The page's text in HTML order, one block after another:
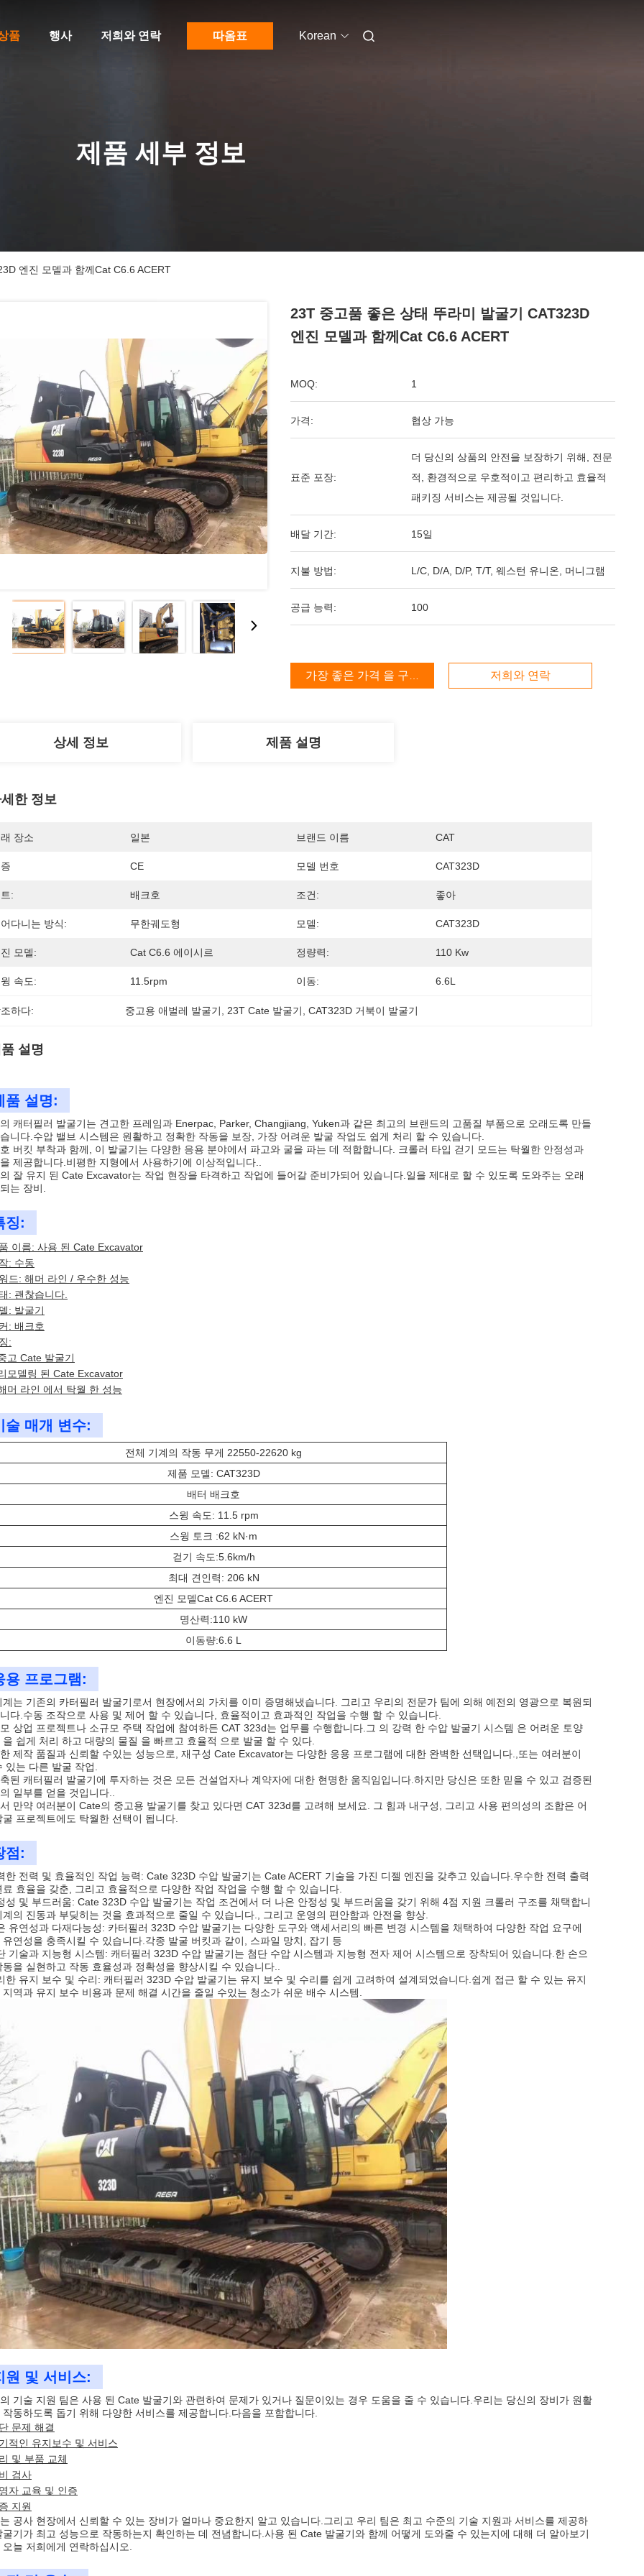
품 행사 저희와 연락 따옴표 Korean
제품 세부 정보
엔진 모델과 함께Cat C6.6 ACERT
23T 중고품 좋은 상태 뚜라미 발굴기 CAT323D
엔진 모델과 함께Cat C6.6 ACERT
MOQ: 1
가격: 협상 가능
표준 포장:
더 당신의 상품의 안전을 보장하기 위해, 전문
적, 환경적으로 우호적이고 편리하고 효율적
패키징 서비스는 제공될 것입니다.
배달 기간: 15일
지불 방법: L/C, D/A, D/P, T/T, 웨스턴 유니온, 머니그램
공급 능력: 100
가장 좋은 가격 을 구하라 저희와 연락
상세 정보 제품 설명
한 정보
장소 일본 브랜드 이름 CAT
CE 모델 번호 CAT323D
: 배크호 조건: 좋아
다니는 방식: 무한궤도형 모델: CAT323D
모델: Cat C6.6 에이시르 정량력: 110 Kw
속도: 11.5rpm 이동: 6.6L
하다: 중고용 애벌레 발굴기 23T Cate 발굴기 , CAT323D 거북이 발굴기
설명
품 설명:
캐터필러 발굴기는 견고한 프레임과 Enerpac, Parker, Changjiang, Yuken과 같은 최고의 브랜드의 고품질 부품으로 오래도록 만들
니다.수압 밸브 시스템은 원활하고 정확한 작동을 보장, 가장 어려운 발굴 작업도 쉽게 처리 할 수 있습니다.
버킷 부착과 함께, 이 발굴기는 다양한 응용 분야에서 파고와 굴을 파는 데 적합합니다. 크롤러 타입 걷기 모드는 탁월한 안정성과
제공합니다.비평한 지형에서 사용하기에 이상적입니다..
잘 유지 된 Cate Excavator는 작업 현장을 타격하고 작업에 들어갈 준비가되어 있습니다.일을 제대로 할 수 있도록 도와주는 오래
는 장비.
징:
이름: 사용 된 Cate Excavator
: 수동
드: 해머 라인 / 우수한 성능
: 괜찮습니다.
: 발굴기
: 배크호
:
고 Cate 발굴기
모델링 된 Cate Excavator
머 라인 에서 탁월 한 성능
술 매개 변수:
전체 기계의 작동 무게 22550-22620 kg
제품 모델: CAT323D
배터 배크호
스윙 속도: 11.5 rpm
스윙 토크 :62 kN·m
걷기 속도:5.6km/h
최대 견인력: 206 kN
엔진 모델Cat C6.6 ACERT
명산력:110 kW
이동량:6.6 L
용 프로그램:
계는 기존의 카터필러 발굴기로서 현장에서의 가치를 이미 증명해냈습니다. 그리고 우리의 전문가 팀에 의해 예전의 영광으로 복원되
다.수동 조작으로 사용 및 제어 할 수 있습니다, 효율적이고 효과적인 작업을 수행 할 수 있습니다.
상업 프로젝트나 소규모 주택 작업에 참여하든 CAT 323d는 업무를 수행합니다.그 의 강력 한 수압 발굴기 시스템 은 어려운 토양
을 쉽게 처리 하고 대량의 물질 을 빠르고 효율적 으로 발굴 할 수 있다.
제작 품질과 신뢰할 수있는 성능으로, 재구성 Cate Excavator는 다양한 응용 프로그램에 대한 완벽한 선택입니다.,또는 여러분이
있는 다른 발굴 작업.
된 캐터필러 발굴기에 투자하는 것은 모든 건설업자나 계약자에 대한 현명한 움직임입니다.하지만 당신은 또한 믿을 수 있고 검증된
일부를 얻을 것입니다..
만약 여러분이 Cate의 중고용 발굴기를 찾고 있다면 CAT 323d를 고려해 보세요. 그 힘과 내구성, 그리고 사용 편의성의 조합은 어
굴 프로젝트에도 탁월한 선택이 됩니다.
점:
한 전력 및 효율적인 작업 능력: Cate 323D 수압 발굴기는 Cate ACERT 기술을 가진 디젤 엔진을 갖추고 있습니다.우수한 전력 출력
료 효율을 갖춘, 그리고 효율적으로 다양한 작업 작업을 수행 할 수 있습니다.
성 및 부드러움: Cate 323D 수압 발굴기는 작업 조건에서 더 나은 안정성 및 부드러움을 갖기 위해 4점 지원 크롤러 구조를 채택합니
계의 진동과 부딪히는 것을 효과적으로 줄일 수 있습니다., 그리고 운영의 편안함과 안전을 향상.
유연성과 다재다능성: 카터필러 323D 수압 발굴기는 다양한 도구와 액세서리의 빠른 변경 시스템을 채택하여 다양한 작업 요구에
유연성을 충족시킬 수 있습니다.각종 발굴 버킷과 같이, 스파일 망치, 잡기 등
기술과 지능형 시스템: 캐터필러 323D 수압 발굴기는 첨단 수압 시스템과 지능형 전자 제어 시스템으로 장착되어 있습니다.한 손으
동을 실현하고 작동 효율성과 정확성을 향상시킬 수 있습니다..
한 유지 보수 및 수리: 캐터필러 323D 수압 발굴기는 유지 보수 및 수리를 쉽게 고려하여 설계되었습니다.쉽게 접근 할 수 있는 유지
지역과 유지 보수 비용과 문제 해결 시간을 줄일 수있는 청소가 쉬운 배수 시스템.
원 및 서비스:
기술 지원 팀은 사용 된 Cate 발굴기와 관련하여 문제가 있거나 질문이있는 경우 도움을 줄 수 있습니다.우리는 당신의 장비가 원활
작동하도록 돕기 위해 다양한 서비스를 제공합니다.다음을 포함합니다.
문제 해결
적인 유지보수 및 서비스
및 부품 교체
검사
자 교육 및 인증
지원
공사 현장에서 신뢰할 수 있는 장비가 얼마나 중요한지 알고 있습니다.그리고 우리 팀은 최고 수준의 기술 지원과 서비스를 제공하
굴기가 최고 성능으로 작동하는지 확인하는 데 전념합니다.사용 된 Cate 발굴기와 함께 어떻게 도와줄 수 있는지에 대해 더 알아보기
오늘 저희에게 연락하십시오.